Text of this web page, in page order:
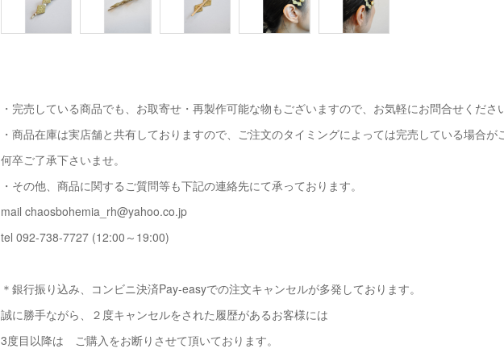
・完売している商品でも、お取寄せ・再製作可能な物もございますので、お気軽にお問合せくださ
・商品在庫は実店舗と共有しておりますので、ご注文のタイミングによっては完売している場合が
何卒ご了承下さいませ。
・その他、商品に関するご質問等も下記の連絡先にて承っております。
mail chaosbohemia_rh@yahoo.co.jp
tel 092-738-7727 (12:00～19:00)
＊銀行振り込み、コンビニ決済Pay-easyでの注文キャンセルが多発しております。
誠に勝手ながら、２度キャンセルをされた履歴があるお客様には
3度目以降は ご購入をお断りさせて頂いております。